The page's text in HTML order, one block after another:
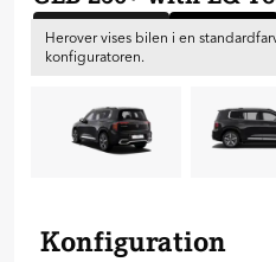
Herover vises bilen i en
konfiguratoren.
Konfiguration